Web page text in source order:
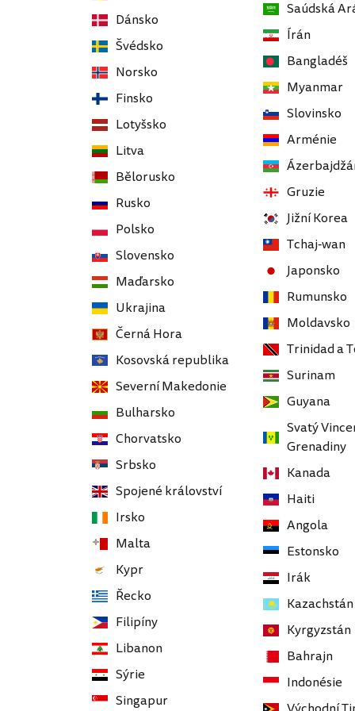
Dánsko
Švédsko
Norsko
Finsko
Lotyšsko
Litva
Bělorusko
Rusko
Polsko
Slovensko
Maďarsko
Ukrajina
Černá Hora
Kosovská republika
Severní Makedonie
Bulharsko
Chorvatsko
Srbsko
Spojené království
Irsko
Malta
Kypr
Řecko
Filipíny
Libanon
Sýrie
Singapur
Saúdská
Írán
Bangladéš
Myanmar
Slovinsko
Arménie
Gruzie
Jižní Korea
Tchaj-wan
Japonsko
Rumunsko
Moldavsko
Trinidad a
Surinam
Guyana
Svatý
Grenadiny
Kanada
Haiti
Angola
Estonsko
Irák
Kazachstán
Kyrgyzstán
Bahrajn
Indonésie